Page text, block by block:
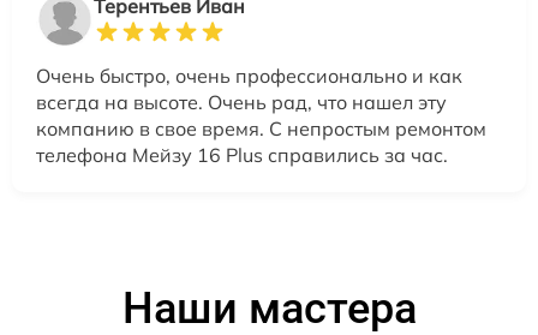
Терентьев Иван
Очень быстро, очень профессионально и как
всегда на высоте. Очень рад, что нашел эту
компанию в свое время. С непростым ремонтом
телефона Мейзу 16 Plus справились за час.
Наши мастера